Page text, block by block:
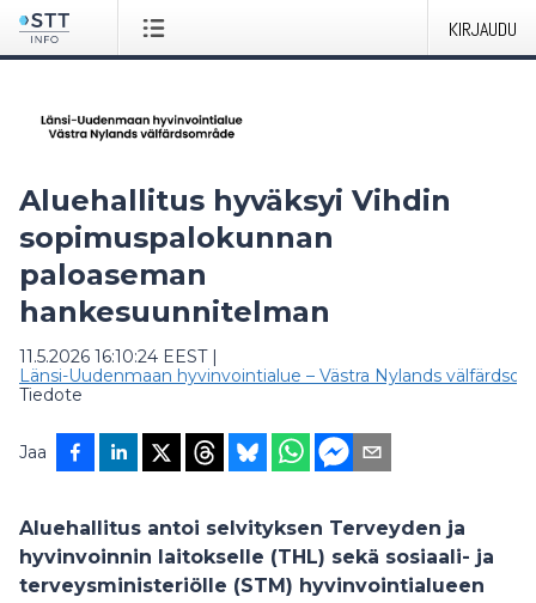
KIRJAUDU
Aluehallitus hyväksyi Vihdin
sopimuspalokunnan
paloaseman
hankesuunnitelman
11.5.2026 16:10:24 EEST|
Länsi-Uudenmaan hyvinvointialue – Västra Nylands
Tiedote
Jaa
Aluehallitus antoi selvityksen Terveyden ja
hyvinvoinnin laitokselle (THL) sekä sosiaali- ja
terveysministeriölle (STM) hyvinvointialueen